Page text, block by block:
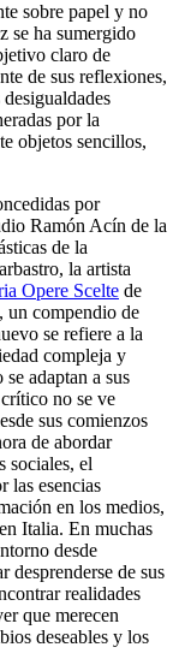
sobre papel y no
se ha sumergido
claro de
de sus reflexiones,
por la
objetos sencillos,
por
Ramón Acín de la
de la
la artista
Opere Scelte de
un compendio de
se refiere a la
compleja y
adaptan a sus
no se ve
sus comienzos
de abordar
sociales, el
las esencias
en los medios,
Italia. En muchas
desde
desprenderse de sus
realidades
que merecen
deseables y los